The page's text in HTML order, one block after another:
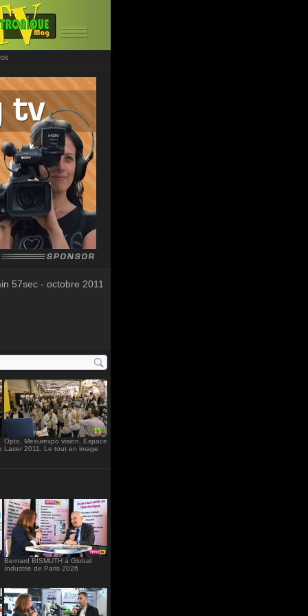
57sec - octobre 2011
Opto, Mesurexpo vision, Espace
Laser 2011. Le tout en image
Bernard BISMUTH à Global
Industrie de Paris 2026